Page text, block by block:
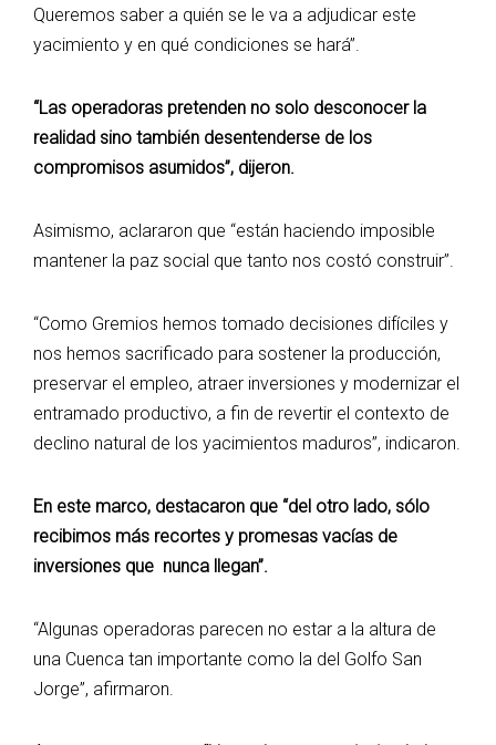
Queremos saber a quién se le va a adjudicar este
yacimiento y en qué condiciones se hará”.
“Las operadoras pretenden no solo desconocer la
realidad sino también desentenderse de los
compromisos asumidos”, dijeron.
Asimismo, aclararon que “están haciendo imposible
mantener la paz social que tanto nos costó construir”.
“Como Gremios hemos tomado decisiones difíciles y
nos hemos sacrificado para sostener la producción,
preservar el empleo, atraer inversiones y modernizar el
entramado productivo, a fin de revertir el contexto de
declino natural de los yacimientos maduros”, indicaron.
En este marco, destacaron que “del otro lado, sólo
recibimos más recortes y promesas vacías de
inversiones que nunca llegan”.
“Algunas operadoras parecen no estar a la altura de
una Cuenca tan importante como la del Golfo San
Jorge”, afirmaron.